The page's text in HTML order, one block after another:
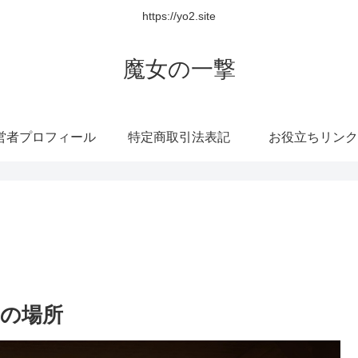
https://yo2.site
魔女の一撃
者プロフィール 特定商取引法表記 お役立ちリン
場所